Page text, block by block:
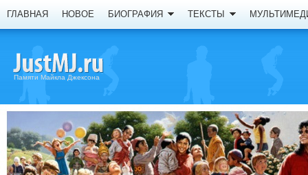
ГЛАВНАЯ НОВОЕ БИОГРАФИЯ ТЕКСТЫ
Памяти Майкла Джексона